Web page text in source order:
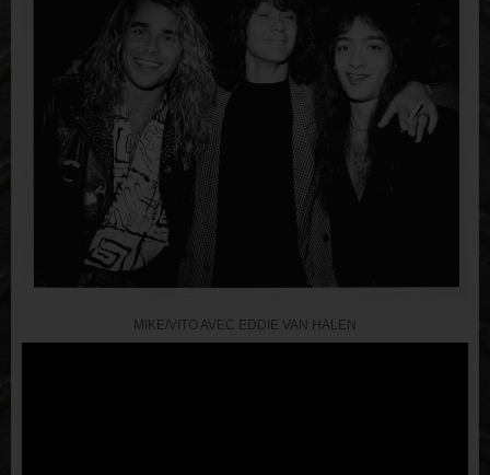
MIKE/VITO AVEC EDDIE VAN HALEN